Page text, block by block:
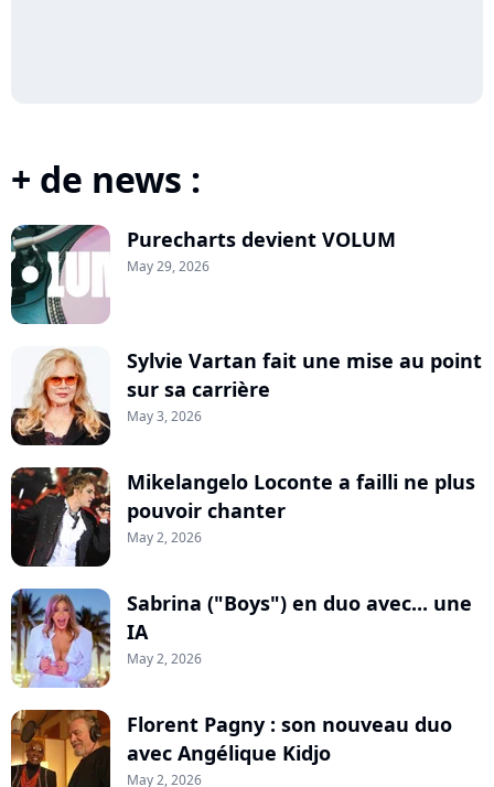
+ de news :
Purecharts devient VOLUM
May 29, 2026
Sylvie Vartan fait une mise au point
sur sa carrière
May 3, 2026
Mikelangelo Loconte a failli ne plus
pouvoir chanter
May 2, 2026
Sabrina ("Boys") en duo avec... une
IA
May 2, 2026
Florent Pagny : son nouveau duo
avec Angélique Kidjo
May 2, 2026